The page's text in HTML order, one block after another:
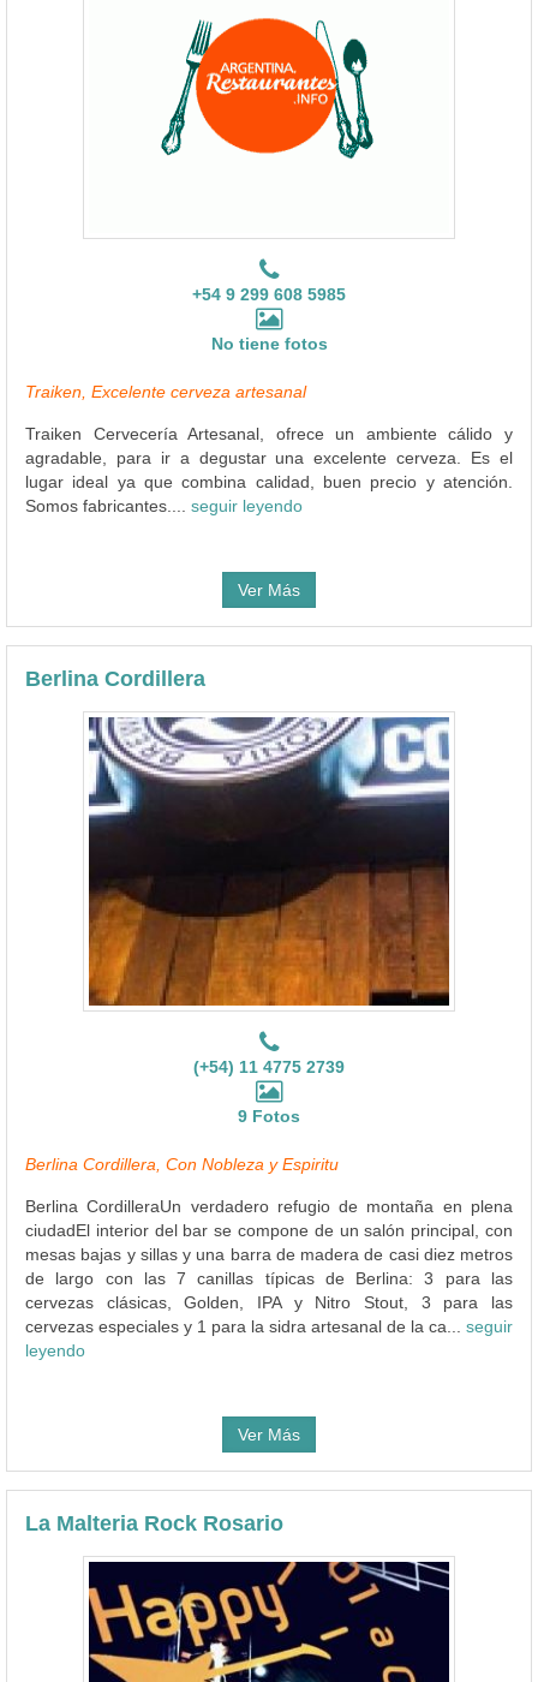
+54 9 299 608 5985
No tiene fotos
Traiken, Excelente cerveza artesanal
Traiken Cervecería Artesanal, ofrece un ambiente cálido y
agradable, para ir a degustar una excelente cerveza. Es el
lugar ideal ya que combina calidad, buen precio y atención.
Somos fabricantes.... seguir leyendo
Ver Más
Berlina Cordillera
(+54) 11 4775 2739
9 Fotos
Berlina Cordillera, Con Nobleza y Espiritu
Berlina CordilleraUn verdadero refugio de montaña en plena
ciudadEl interior del bar se compone de un salón principal, con
mesas bajas y sillas y una barra de madera de casi diez metros
de largo con las 7 canillas típicas de Berlina: 3 para las
cervezas clásicas, Golden, IPA y Nitro Stout, 3 para las
cervezas especiales y 1 para la sidra artesanal de la ca... seguir
leyendo
Ver Más
La Malteria Rock Rosario